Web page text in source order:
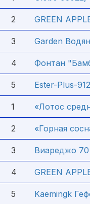
2 GREEN
3 Garden
4 Фонтан
5 Ester-Plus-
1 «Лотос
2 «Горная
3 Виареджо
4 GREEN
5 Kaemingk